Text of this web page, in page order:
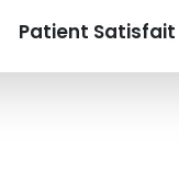
Patient Satisfait